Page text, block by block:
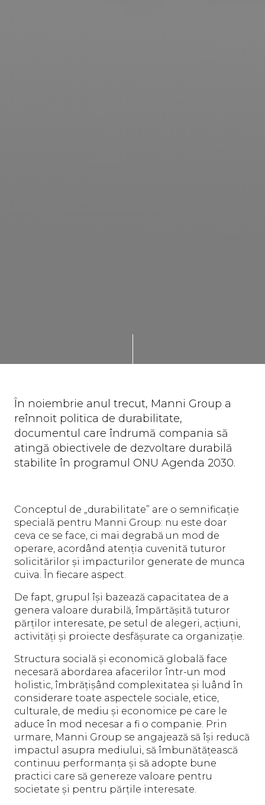
În noiembrie anul trecut, Manni Group a
reînnoit politica de durabilitate,
documentul care îndrumă compania să
atingă obiectivele de dezvoltare durabilă
stabilite în programul ONU Agenda 2030.
Conceptul de „durabilitate” are o semnificație
specială pentru Manni Group: nu este doar
ceva ce se face, ci mai degrabă un mod de
operare, acordând atenția cuvenită tuturor
solicitărilor și impacturilor generate de munca
cuiva. În fiecare aspect.
De fapt, grupul își bazează capacitatea de a
genera valoare durabilă, împărtășită tuturor
părților interesate, pe setul de alegeri, acțiuni,
activități și proiecte desfășurate ca organizație.
Structura socială și economică globală face
necesară abordarea afacerilor într-un mod
holistic, îmbrățișând complexitatea și luând în
considerare toate aspectele sociale, etice,
culturale, de mediu și economice pe care le
aduce în mod necesar a fi o companie. Prin
urmare, Manni Group se angajează să își reducă
impactul asupra mediului, să îmbunătățească
continuu performanța și să adopte bune
practici care să genereze valoare pentru
societate și pentru părțile interesate.